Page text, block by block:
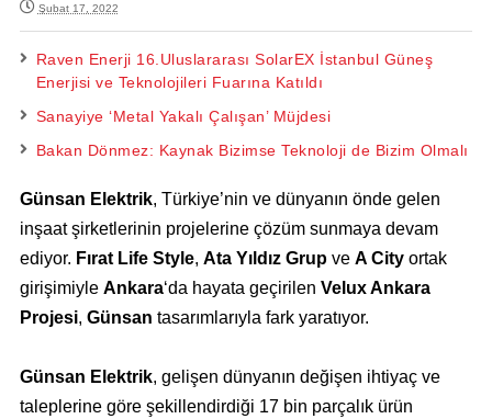
Şubat 17, 2022
Raven Enerji 16.Uluslararası SolarEX İstanbul Güneş
Enerjisi ve Teknolojileri Fuarına Katıldı
Sanayiye ‘Metal Yakalı Çalışan’ Müjdesi
Bakan Dönmez: Kaynak Bizimse Teknoloji de Bizim Olmalı
Günsan Elektrik, Türkiye’nin ve dünyanın önde gelen
inşaat şirketlerinin projelerine çözüm sunmaya devam
ediyor. Fırat Life Style, Ata Yıldız Grupve A Cityortak
girişimiyle Ankara‘da hayata geçirilen Velux Ankara
Projesi, Günsan tasarımlarıyla fark yaratıyor.
Günsan Elektrik, gelişen dünyanın değişen ihtiyaç ve
taleplerine göre şekillendirdiği 17 bin parçalık ürün